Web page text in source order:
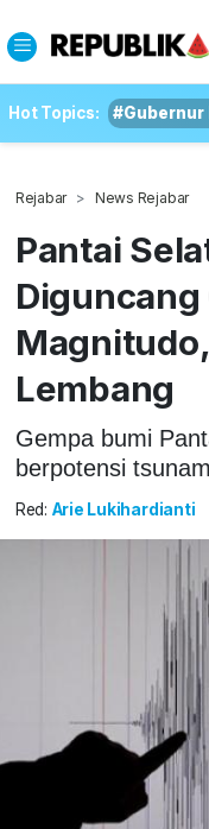
Hot Topics: #Gubernur
Rejabar News Rejabar
Pantai
Diguncang
Lembang
Gempa bumi
berpotensi
Red: Arie Lukihardianti